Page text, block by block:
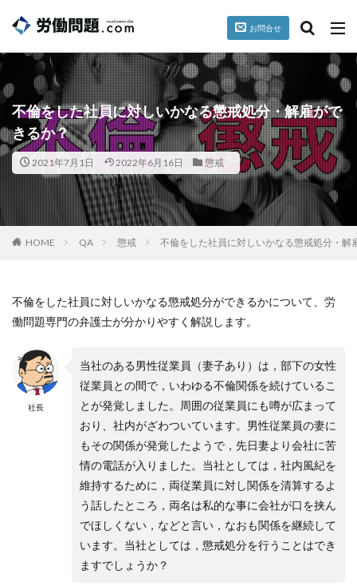
お問合せ
不倫をした社員に対しいかなる懲戒処分・解雇がで
きるか？
2021年7月1日 2022年6月16日 懲戒
HOME QA 懲戒 不倫をした社員に対しいかなる懲戒処分・解
不倫をした社員に対しいかなる懲戒処分ができるかについて、労
働問題専門の弁護士が分かりやすく解説します。
社長
当社のある男性従業員（妻子あり）は，部下の女性
従業員との間で，いわゆる不倫関係を続けているこ
とが発覚しました。周囲の従業員にも噂が広まって
おり、社内がざわついています。男性従業員の妻に
もその関係が発覚したようで，先日妻より会社に苦
情の電話が入りました。当社としては，社内風紀を
維持するために，両従業員に対し関係を清算するよ
う話したところ，両名は私的な事に会社が口を挟ん
でほしくない，などと言い，なおも関係を継続して
います。当社としては，懲戒処分を行うことはでき
ますでしょうか？
台風 就業規則 パワハラ セクハラ 誓約書
カテゴリー
タグ
懲戒 掲載情報 暴行、脅迫
検索